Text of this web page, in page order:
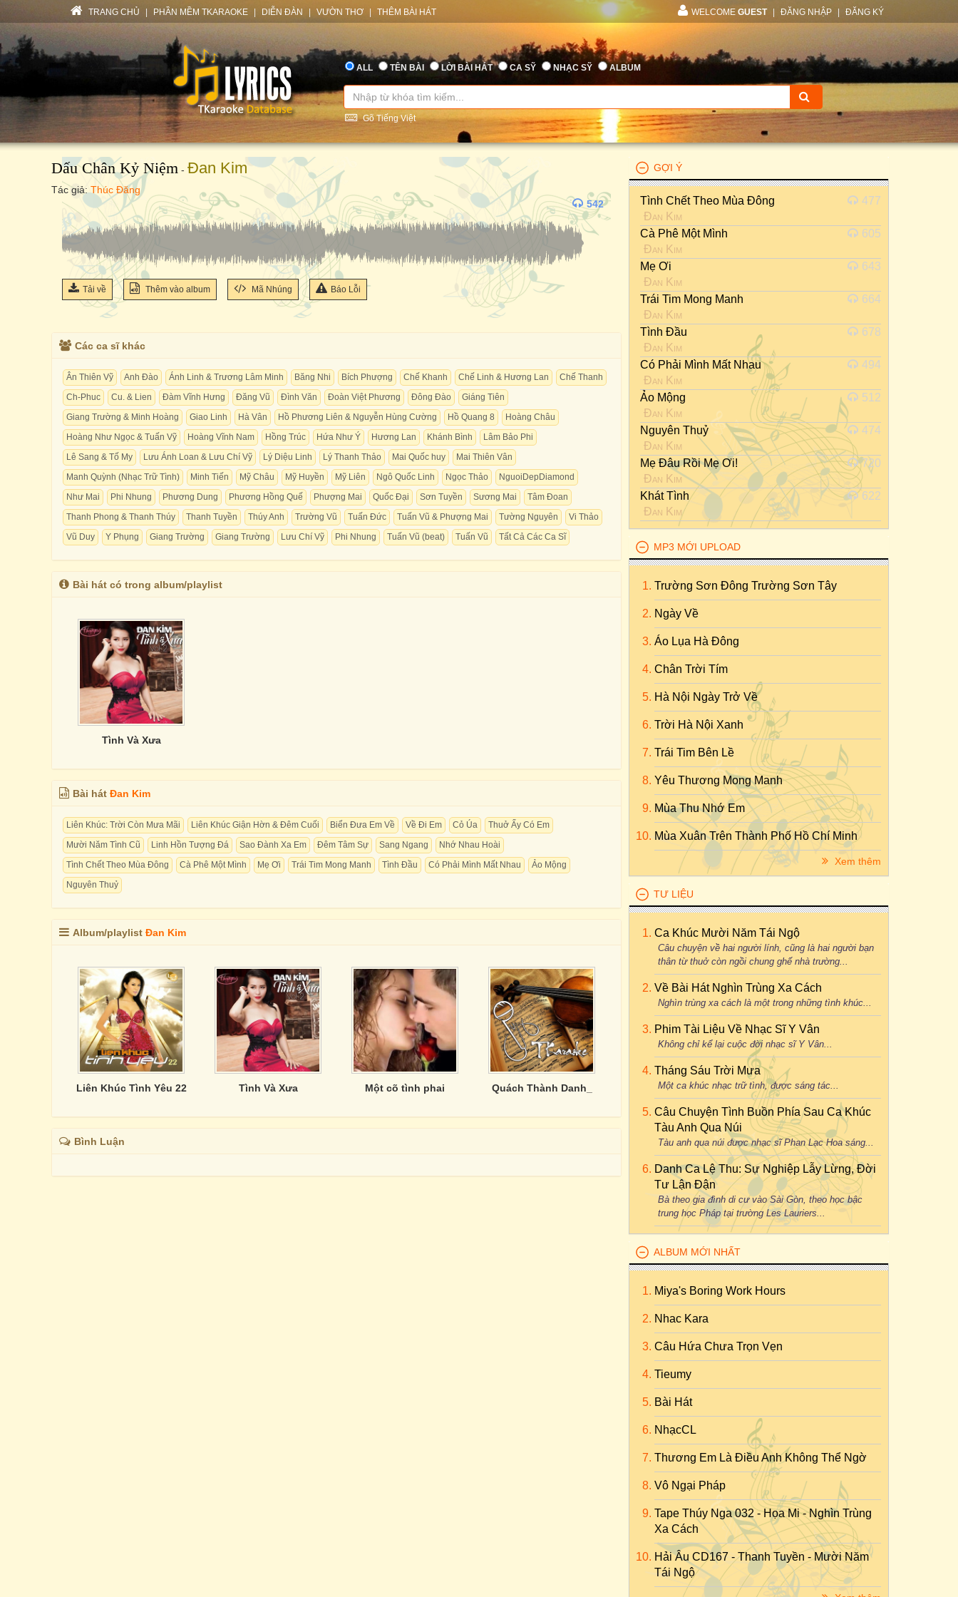
TRANG CHỦ PHẦN MỀM TKARAOKE DIỄN ĐÀN VƯỜN THƠ THÊM BÀI HÁT WELCOME GUEST ĐĂNG NHẬP ĐĂNG KÝ
ALL TÊN BÀI LỜI BÀI HÁT CA SỸ NHẠC SỸ ALBUM
Gõ Tiếng Việt
Dấu Chân Kỷ Niệm - Đan Kim
Tác giả: Thúc Đăng
542
Tải về Thêm vào album Mã Nhúng Báo Lỗi
Các ca sĩ khác
Ân Thiên Vỹ Anh Đào Ánh Linh & Trương Lâm Minh Băng Nhi Bích Phượng Chế Khanh Chế Linh & Hương Lan
Chế Thanh
Ch-Phuc
Cu. & Lien Đàm Vĩnh Hưng Đăng Vũ Đình Văn Đoàn Việt Phương Đông Đào
Giáng Tiên
Giang Trường & Minh Hoàng
Giao Linh Hà Vân Hồ Phương Liên & Nguyễn Hùng Cường Hồ Quang 8
Hoàng Châu
Hoàng Như Ngọc & Tuấn Vỹ
Hoàng Vĩnh Nam Hồng Trúc Hứa Như Ý Hương Lan Khánh Bình
Lâm Bảo Phi
Lê Sang & Tố My
Lưu Ánh Loan & Lưu Chí Vỹ Lý Diệu Linh Lý Thanh Thảo Mai Quốc huy
Mai Thiên Vân
Manh Quỳnh (Nhạc Trữ Tình)
Minh Tiến Mỹ Châu Mỹ Huyền Mỹ Liên Ngô Quốc Linh Ngọc Thảo
NguoiDepDiamond
Như Mai
Phi Nhung Phương Dung Phương Hồng Quế Phượng Mai Quốc Đại Sơn Tuyền Sương Mai
Tâm Đoan
Thanh Phong & Thanh Thúy
Thanh Tuyền Thúy Anh Trường Vũ Tuấn Đức Tuấn Vũ & Phượng Mai Tường Nguyên
Vi Thảo
Vũ Duy
Y Phụng Giang Trường Giang Trường Lưu Chí Vỹ Phi Nhung Tuấn Vũ (beat) Tuấn Vũ Tất Cả Các Ca Sĩ
Bài hát có trong album/playlist
Tình Và Xưa
Bài hát Đan Kim
Liên Khúc: Trời Còn Mưa Mãi Liên Khúc Giận Hờn & Đêm Cuối Biển Đưa Em Về Về Đi Em Cỏ Úa
Thuở Ấy Có Em
Mười Năm Tình Cũ
Linh Hồn Tượng Đá Sao Đành Xa Em Đêm Tâm Sự Sang Ngang
Nhớ Nhau Hoài
Tình Chết Theo Mùa Đông
Cà Phê Một Mình Mẹ Ơi Trái Tim Mong Manh Tình Đầu Có Phải Mình Mất Nhau
Ảo Mộng
Nguyên Thuỷ
Album/playlist Đan Kim
Liên Khúc Tình Yêu 22 Tình Và Xưa Một cõ tình phai Quách Thành Danh_
Bình Luận
GỢI Ý
Tình Chết Theo Mùa Đông
Đan Kim
477
Cà Phê Một Mình
Đan Kim
605
Mẹ Ơi
Đan Kim
643
Trái Tim Mong Manh
Đan Kim
664
Tình Đầu
Đan Kim
678
Có Phải Mình Mất Nhau
Đan Kim
494
Ảo Mộng
Đan Kim
512
Nguyên Thuỷ
Đan Kim
474
Mẹ Đâu Rồi Mẹ Ơi!
Đan Kim
720
Khát Tình
Đan Kim
622
MP3 MỚI UPLOAD
Trường Sơn Đông Trường Sơn Tây
Ngày Về
Áo Lụa Hà Đông
Chân Trời Tím
Hà Nội Ngày Trở Về
Trời Hà Nội Xanh
Trái Tim Bên Lề
Yêu Thương Mong Manh
Mùa Thu Nhớ Em
Mùa Xuân Trên Thành Phố Hồ Chí Minh
Xem thêm
TƯ LIỆU
Ca Khúc Mười Năm Tái Ngộ
Câu chuyện về hai người lính, cũng là hai người bạn
thân từ thuở còn ngồi chung ghế nhà trường...
Về Bài Hát Nghìn Trùng Xa Cách
Nghìn trùng xa cách là một trong những tình khúc...
Phim Tài Liệu Về Nhạc Sĩ Y Vân
Không chỉ kể lại cuộc đời nhạc sĩ Y Vân...
Tháng Sáu Trời Mưa
Một ca khúc nhạc trữ tình, được sáng tác...
Câu Chuyện Tình Buồn Phía Sau Ca Khúc
Tàu Anh Qua Núi
Tàu anh qua núi được nhạc sĩ Phan Lạc Hoa sáng...
Danh Ca Lệ Thu: Sự Nghiệp Lẫy Lừng, Đời
Tư Lận Đận
Bà theo gia đình di cư vào Sài Gòn, theo học bậc
trung học Pháp tại trường Les Lauriers...
ALBUM MỚI NHẤT
Miya's Boring Work Hours
Nhac Kara
Câu Hứa Chưa Trọn Vẹn
Tieumy
Bài Hát
NhạcCL
Thương Em Là Điều Anh Không Thể Ngờ
Vô Ngại Pháp
Tape Thúy Nga 032 - Họa Mi - Nghìn Trùng
Xa Cách
Hải Âu CD167 - Thanh Tuyền - Mười Năm
Tái Ngộ